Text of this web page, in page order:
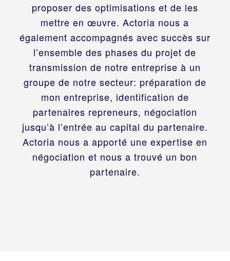
proposer des optimisations et de les
mettre en œuvre. Actoria nous a
également accompagnés avec succès sur
l’ensemble des phases du projet de
transmission de notre entreprise à un
groupe de notre secteur: préparation de
mon entreprise, identification de
partenaires repreneurs, négociation
jusqu’à l’entrée au capital du partenaire.
Actoria nous a apporté une expertise en
négociation et nous a trouvé un bon
partenaire.